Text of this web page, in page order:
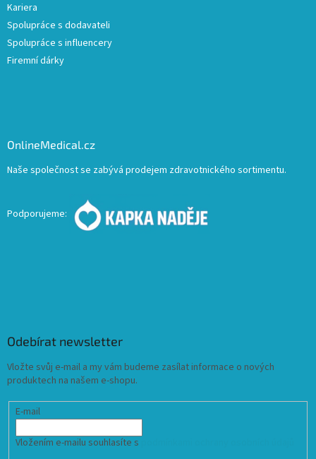
Kariera
Spolupráce s dodavateli
Spolupráce s influencery
Firemní dárky
OnlineMedical.cz
Naše společnost se zabývá prodejem zdravotnického sortimentu.
Podporujeme:
Odebírat newsletter
Vložte svůj e-mail a my vám budeme zasílat informace o nových
produktech na našem e-shopu.
E-mail
Vložením e-mailu souhlasíte s